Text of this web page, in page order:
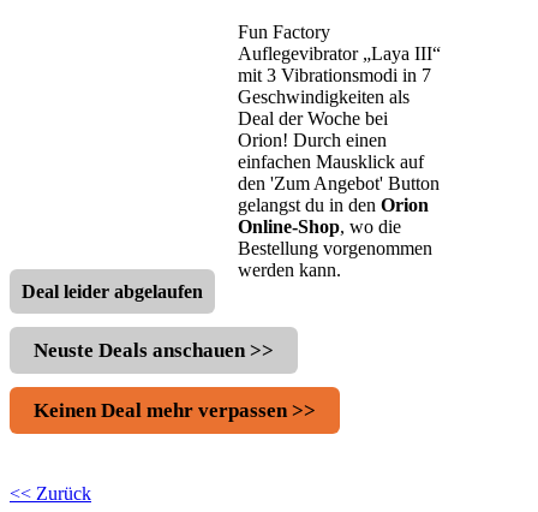
Fun Factory
Auflegevibrator „Laya III“
mit 3 Vibrationsmodi in 7
Geschwindigkeiten als
Deal der Woche bei
Orion! Durch einen
einfachen Mausklick auf
den 'Zum Angebot' Button
gelangst du in den Orion
Online-Shop, wo die
Bestellung vorgenommen
werden kann.
Deal leider abgelaufen
Neuste Deals anschauen >>
Keinen Deal mehr verpassen >>
<< Zurück